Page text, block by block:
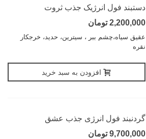
دستبند فول انرژیک جذب ثروت
2,200,000 تومان
عقیق سیاه،چشم ببر ، سیترین، حدید، خرجکار
نقره
افزودن به سبد خرید
گردنبند فول انرژی جذب عشق
9,700,000 تومان